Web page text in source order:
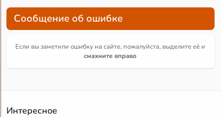
Сообщение об ошибке
Если вы заметили ошибку на сайте, пожалуйста, выделите её и
смахните вправо
Интересное